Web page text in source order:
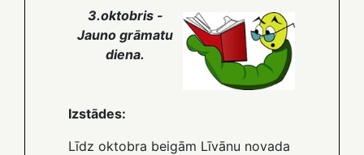
3.oktobris -
Jauno grāmatu
diena.
Izstādes:
Līdz oktobra beigām Līvānu novada